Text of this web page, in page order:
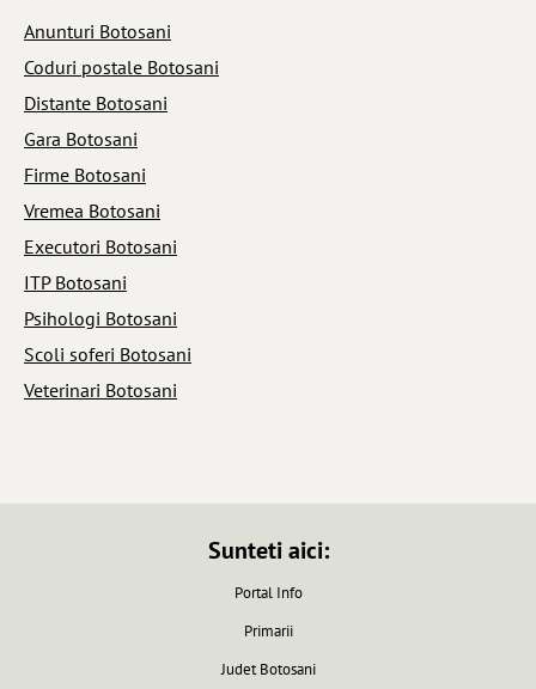
Anunturi Botosani
Coduri postale Botosani
Distante Botosani
Gara Botosani
Firme Botosani
Vremea Botosani
Executori Botosani
ITP Botosani
Psihologi Botosani
Scoli soferi Botosani
Veterinari Botosani
Sunteti aici:
Portal Info
Primarii
Judet Botosani